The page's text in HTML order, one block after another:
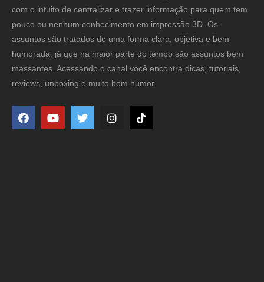
com o intuito de centralizar e trazer informação para quem tem
pouco ou nenhum conhecimento em impressão 3D. Os
assuntos são tratados de uma forma clara, objetiva e bem
humorada, já que na maior parte do tempo são assuntos bem
massantes. Acessando o canal você encontra dicas, tutoriais,
reviews, unboxing e muito bom humor.